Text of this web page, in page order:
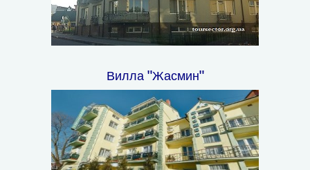
Вилла "Жасмин"